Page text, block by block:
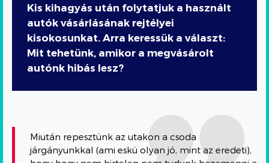
Kis kihagyás után folytatjuk a használt
autók vásárlásának rejtélyei
kisokosunkat. Arra keressük a választ:
Mit tehetünk, amikor a megvásárolt
autónk hibás lesz?
Miután repesztünk az utakon a csoda
járgányunkkal (ami eskü olyan jó, mint az eredeti),